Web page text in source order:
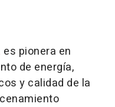
es pionera en
de energía,
y calidad de la